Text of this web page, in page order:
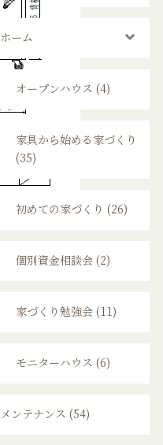
ホーム
オープンハウス (4)
家具から始める家づくり
(35)
初めての家づくり (26)
個別資金相談会 (2)
家づくり勉強会 (11)
モニターハウス (6)
メンテナンス (54)